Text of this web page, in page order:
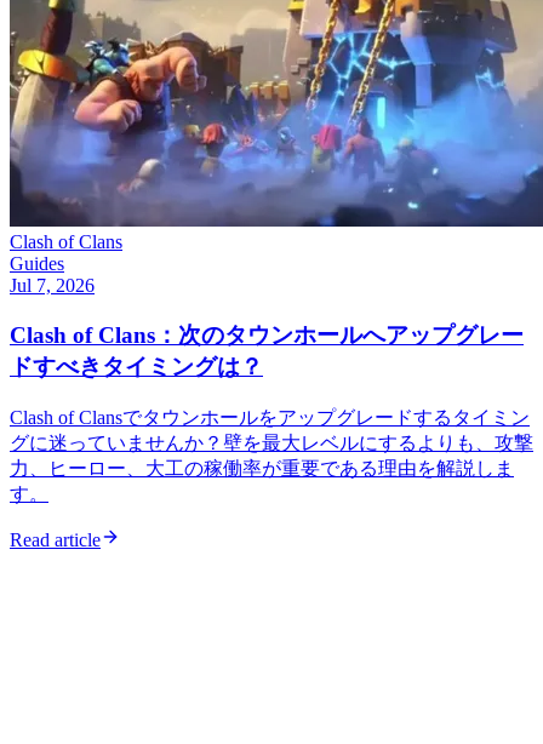
Clash of Clans
Guides
Jul 7, 2026
Clash of Clans：次のタウンホールへアップグレー
ドすべきタイミングは？
Clash of Clansでタウンホールをアップグレードするタイミン
グに迷っていませんか？壁を最大レベルにするよりも、攻撃
力、ヒーロー、大工の稼働率が重要である理由を解説しま
す。
Read article